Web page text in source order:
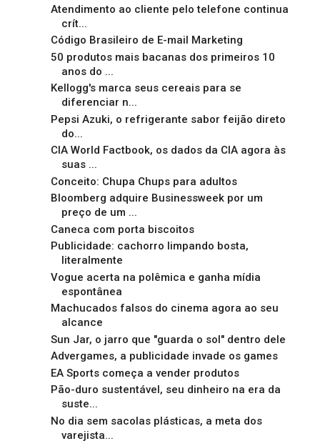
Atendimento ao cliente pelo telefone continua
crít...
Código Brasileiro de E-mail Marketing
50 produtos mais bacanas dos primeiros 10
anos do ...
Kellogg's marca seus cereais para se
diferenciar n...
Pepsi Azuki, o refrigerante sabor feijão direto
do...
CIA World Factbook, os dados da CIA agora às
suas ...
Conceito: Chupa Chups para adultos
Bloomberg adquire Businessweek por um
preço de um ...
Caneca com porta biscoitos
Publicidade: cachorro limpando bosta,
literalmente
Vogue acerta na polêmica e ganha mídia
espontânea
Machucados falsos do cinema agora ao seu
alcance
Sun Jar, o jarro que "guarda o sol" dentro dele
Advergames, a publicidade invade os games
EA Sports começa a vender produtos
Pão-duro sustentável, seu dinheiro na era da
suste...
No dia sem sacolas plásticas, a meta dos
varejista...